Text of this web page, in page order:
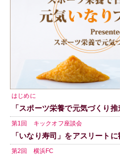
はじめに
「スポーツ栄養で元気づくり
第1回 キックオフ座談会
「いなり寿司」をアスリート
第2回 横浜FC